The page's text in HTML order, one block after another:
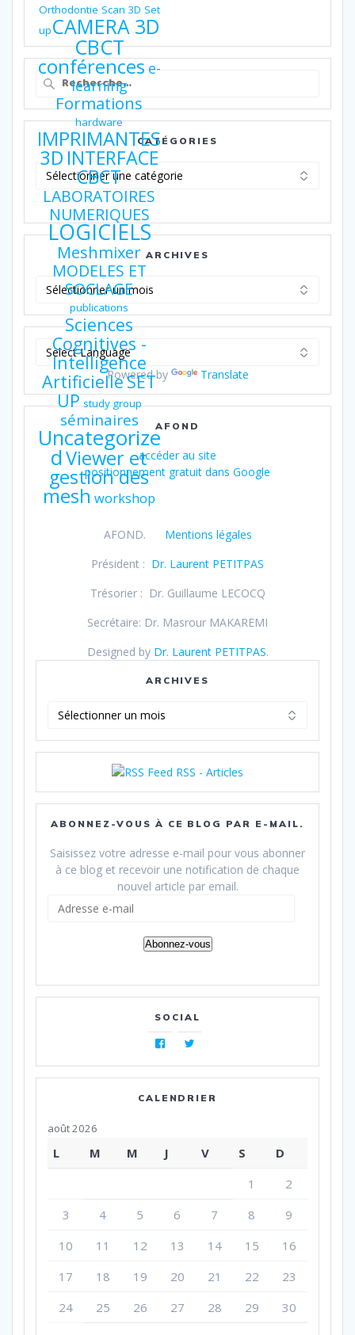
Orthodontie Scan 3D Set
upCAMERA 3D
CBCT
conférences e-
learning
Formations
hardware
IMPRIMANTES
3D INTERFACE
CBCT
LABORATOIRES
NUMERIQUES
LOGICIELS
Meshmixer
MODELES ET
SOCLAGE
publications
Sciences
Cognitives -
Intelligence
ArtificielleSET
UP study group
séminaires
Uncategorize
dViewer et
gestion des
mesh workshop
:
CATÉGORIES
Catégories
ARCHIVES
Powered by Translate
AFOND
accéder au site
positionnement gratuit dans Google
AFOND. Mentions légales
Président : Dr. Laurent PETITPAS
Trésorier : Dr. Guillaume LECOCQ
Secrétaire: Dr. Masrour MAKAREMI
Designed by Dr. Laurent PETITPAS.
ARCHIVES
RSS - Articles
ABONNEZ-VOUS À CE BLOG PAR E-MAIL.
Saisissez votre adresse e-mail pour vous abonner
à ce blog et recevoir une notification de chaque
nouvel article par email.
mail
Abonnez-vous
SOCIAL
Facebook
CALENDRIER
août 2026
L M M J V S
D
1
2
3
4 5 6 7 8
9
10
11 12 13 14 15
16
17
18 19 20 21 22
23
24
25 26 27 28 29
30